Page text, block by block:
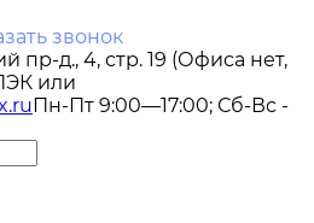
звонок
пр-д., 4, стр. 19 (Офиса нет,
или
Пн-Пт 9:00—17:00; Сб-Вс -